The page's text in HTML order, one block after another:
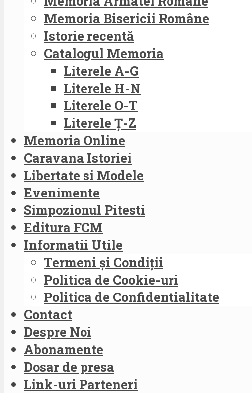
Memoria Bisericii Române
Istorie recentă
Catalogul Memoria
Literele A-G
Literele H-N
Literele O-T
Literele Ț-Z
Memoria Online
Caravana Istoriei
Libertate si Modele
Evenimente
Simpozionul Pitesti
Editura FCM
Informatii Utile
Termeni și Condiții
Politica de Cookie-uri
Politica de Confidentialitate
Contact
Despre Noi
Abonamente
Dosar de presa
Link-uri Parteneri